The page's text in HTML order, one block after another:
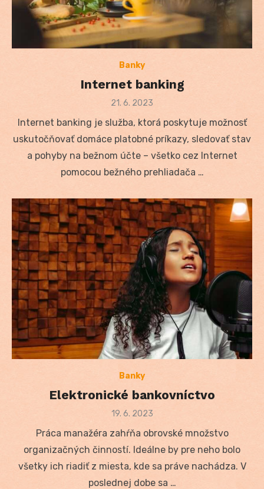
Banky
Internet banking
Posted
21. 6. 2023
Internet banking je služba, ktorá poskytuje možnosť
uskutočňovať domáce platobné príkazy, sledovať stav
a pohyby na bežnom účte – všetko cez Internet
pomocou bežného prehliadača …
Banky
Elektronické bankovníctvo
Posted
19. 6. 2023
Práca manažéra zahŕňa obrovské množstvo
organizačných činností. Ideálne by pre neho bolo
všetky ich riadiť z miesta, kde sa práve nachádza. V
poslednej dobe sa …